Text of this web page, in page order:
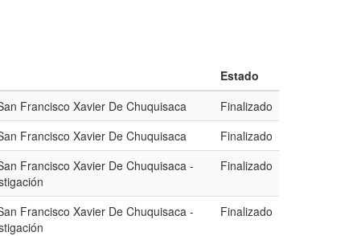
Estado
Francisco Xavier De Chuquisaca
Finalizado
Francisco Xavier De Chuquisaca
Finalizado
Francisco Xavier De Chuquisaca -
Finalizado
Francisco Xavier De Chuquisaca -
Finalizado